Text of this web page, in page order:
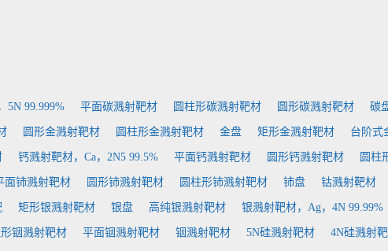
5N 99.999% 平面碳溅射靶材 圆柱形碳溅射靶材 圆形碳溅射靶材 碳
圆形金溅射靶材 圆柱形金溅射靶材 金盘 矩形金溅射靶材 台阶式
钙溅射靶材，Ca，2N5 99.5% 平面钙溅射靶材 圆形钙溅射靶材 圆柱
面铈溅射靶材 圆形铈溅射靶材 圆柱形铈溅射靶材 铈盘 钴溅射靶材
矩形银溅射靶材 银盘 高纯银溅射靶材 银溅射靶材，Ag，4N 99.99%
铟溅射靶材 平面铟溅射靶材 铟溅射靶材 5N硅溅射靶材 4N硅溅射